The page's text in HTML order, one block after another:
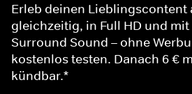
Erleb deinen Lieblingscontent
gleichzeitig, in Full HD und mit
Surround Sound – ohne
kostenlos testen. Danach 6 €
kündbar.*